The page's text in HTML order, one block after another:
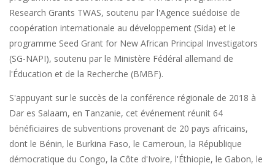
Research Grants TWAS, soutenu par l'Agence suédoise de
coopération internationale au développement (Sida) et le
programme Seed Grant for New African Principal Investigators
(SG-NAPI), soutenu par le Ministère Fédéral allemand de
l'Éducation et de la Recherche (BMBF).
S'appuyant sur le succès de la conférence régionale de 2018 à
Dar es Salaam, en Tanzanie, cet événement réunit 64
bénéficiaires de subventions provenant de 20 pays africains,
dont le Bénin, le Burkina Faso, le Cameroun, la République
démocratique du Congo, la Côte d'Ivoire, l'Éthiopie, le Gabon, le